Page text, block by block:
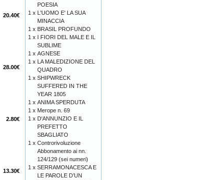
20.40€
28.00€
2.80€
13.30€
POESIA
1 x L'UOMO E' LA SUA
MINACCIA
1 x BRASIL PROFUNDO
1 x I FIORI DEL MALE E IL
SUBLIME
1 x AGNESE
1 x LA MALEDIZIONE DEL
QUADRO
1 x SHIPWRECK
SUFFERED IN THE
YEAR 1805
1 x ANIMA SPERDUTA
1 x Merope n. 69
1 x D'ANNUNZIO E IL
PREFETTO
SBAGLIATO
1 x Controrivoluzione
Abbonamento ai nn.
124/129 (sei numeri)
1 x SERRAMONACESCA E
LE PAROLE D’UN